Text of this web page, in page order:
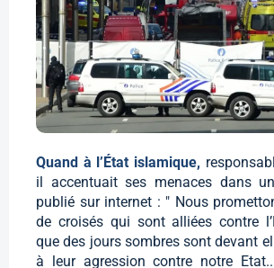
Quand à l’État islamique,
il accentuait ses menaces dans
publié sur internet : " Nous
de croisés qui sont alliées contre
que des jours sombres sont devant
à leur agression contre notre